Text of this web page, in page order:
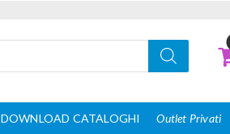
DOWNLOAD CATALOGHI Outlet Privati